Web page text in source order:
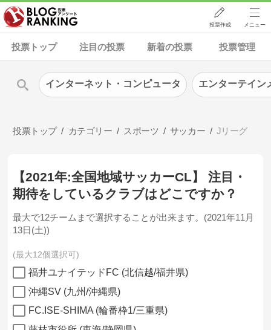
投票作成 メニュー
投票トップ 注目の投票 新着の投票 投票管理
投票トップ カテゴリー スポーツ サッカー Jリーグ
【2021年:全国地域サッカーCL】 注目・
期待をしているクラブはどこですか？
最大で12チームまで選択することが出来ます。(2021年11月
13日(土))
最大12個選択可
福井ユナイテッドFC (北信越/福井県)
沖縄SV (九州/沖縄県)
FC.ISE-SHIMA (輪番枠1/三重県)
インターネット・コンピュータ エンターテイン